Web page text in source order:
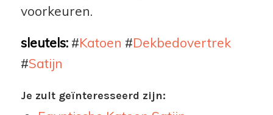
voorkeuren.
sleutels:#Katoen #Dekbedovertrek
#Satijn
Je zult geïnteresseerd zijn: